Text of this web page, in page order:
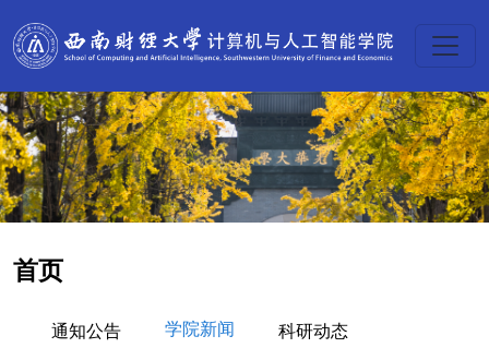
首页
通知公告 学院新闻 科研动态